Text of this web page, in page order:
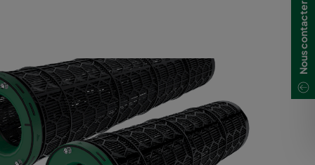
climat
à
notre
coûts de
Nous contacter